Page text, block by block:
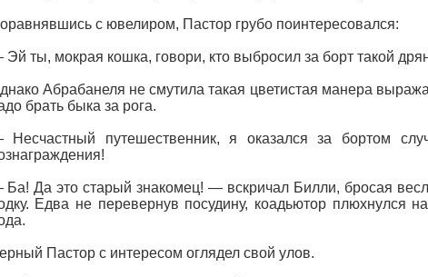
с ювелиром, Пастор грубо поинтересовался:
ты, мокрая кошка, говори, кто выбросил за борт такой
Абрабанеля не смутила такая цветистая манера
брать быка за рога.
Несчастный путешественник, я оказался за бортом
Да это старый знакомец! — вскричал Билли, бросая
Едва не перевернув посудину, коадьютор плюхнулся
Пастор с интересом оглядел свой улов.